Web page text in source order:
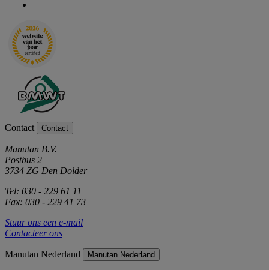
Contact Contact
Manutan B.V.
Postbus 2
3734 ZG Den Dolder
Tel: 030 - 229 61 11
Fax: 030 - 229 41 73
Stuur ons een e-mail
Contacteer ons
Manutan Nederland Manutan Nederland